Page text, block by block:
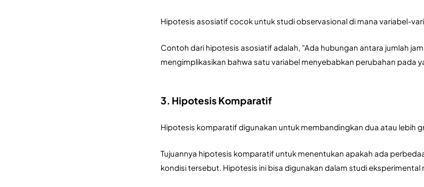
Hipotesis asosiatif cocok untuk studi observasional di mana variabel-
Contoh dari hipotesis asosiatif adalah, "Ada hubungan antara jumlah
mengimplikasikan bahwa satu variabel menyebabkan perubahan pada
3. Hipotesis Komparatif
Hipotesis komparatif digunakan untuk membandingkan dua atau lebih
Tujuannya hipotesis komparatif untuk menentukan apakah ada
kondisi tersebut. Hipotesis ini bisa digunakan dalam studi